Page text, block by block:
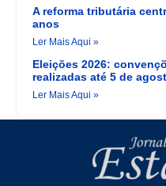
A reforma tributária
anos
Ler Mais Aqui »
Eleições 2026:
realizadas até 5 de
Ler Mais Aqui »